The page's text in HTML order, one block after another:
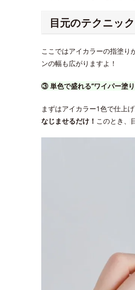
目元のテクニック
ここではアイカラーの指塗り
ンの幅も広がりますよ！
③ 単色で盛れる“ワイパー塗
まずはアイカラー1色で仕上
なじませるだけ！ このとき、